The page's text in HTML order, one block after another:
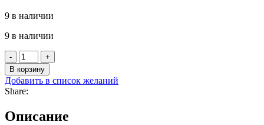
9 в наличии
9 в наличии
Количество
товара
Вилка
85-
3401156-
В корзину
Добавить в список желаний
Share:
Описание